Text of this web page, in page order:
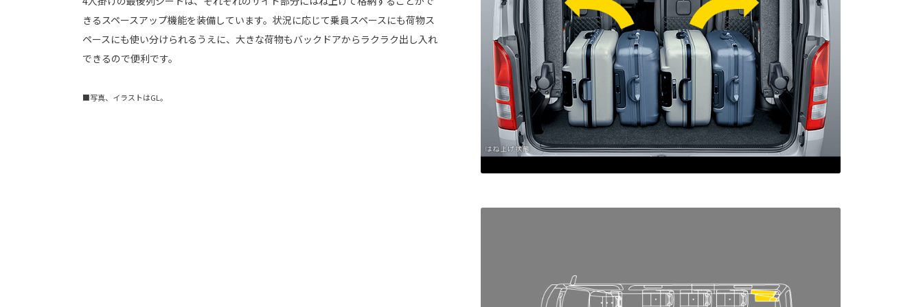
きるスペースアップ機能を装備しています。状況に応じて乗員スペースにも荷物ス
ペースにも使い分けられるうえに、大きな荷物もバックドアからラクラク出し入れ
できるので便利です。
■写真、イラストはGL。